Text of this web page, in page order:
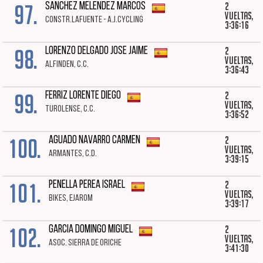
97. SANCHEZ MELENDEZ MARCOS
CONSTR.LAFUENTE - A.J.CYCLING
2
vueltas,
3:36:16
98. LORENZO DELGADO JOSE JAIME
ALFINDEN, C.C.
2
vueltas,
3:36:43
99. FERRIZ LORENTE DIEGO
TUROLENSE, C.C.
2
vueltas,
3:36:52
100. AGUADO NAVARRO CARMEN
ARMANTES, C.D.
2
vueltas,
3:39:15
101. PENELLA PEREA ISRAEL
BIKES, EJAROM
2
vueltas,
3:39:17
102. GARCIA DOMINGO MIGUEL
ASOC. SIERRA DE ORICHE
2
vueltas,
3:41:30